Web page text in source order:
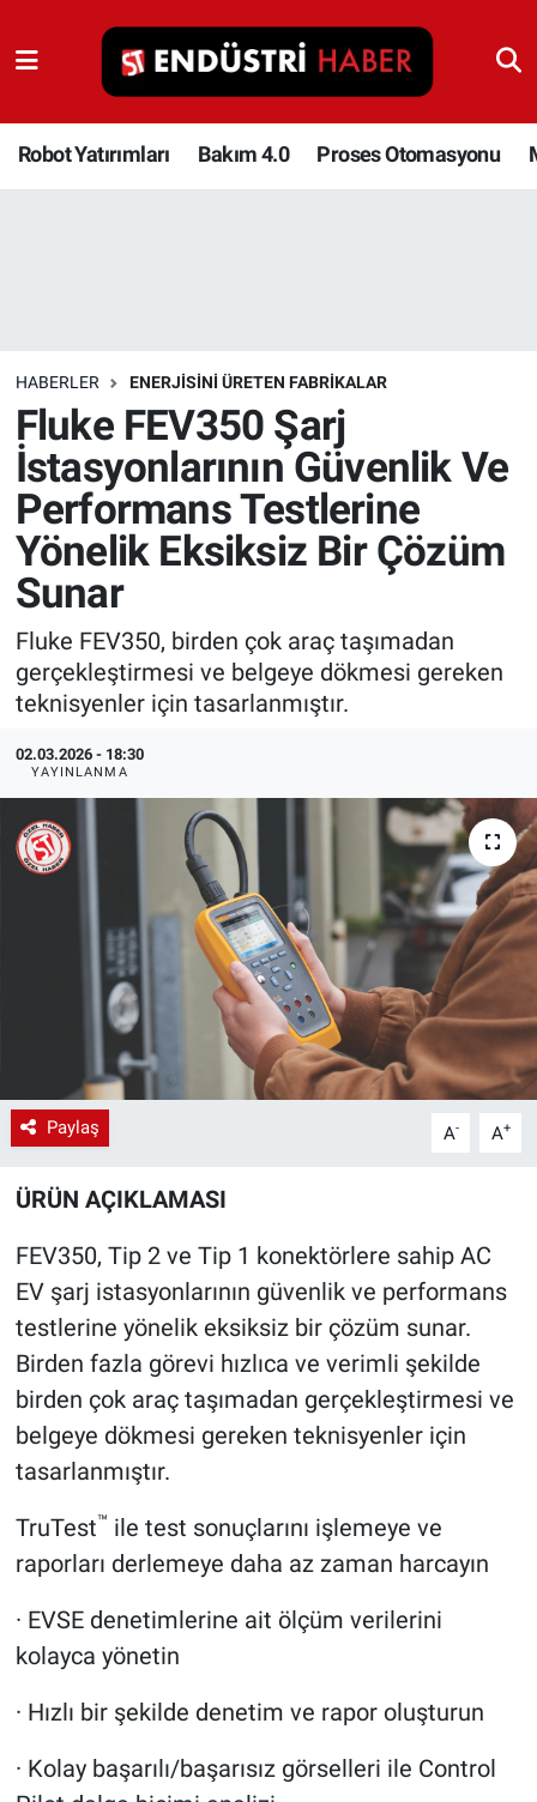
Robot Yatırımları Bakım 4.0 Proses Otomasyonu
HABERLER ENERJISINI ÜRETEN FABRIKALAR
Fluke FEV350 Şarj
İstasyonlarının Güvenlik Ve
Performans Testlerine
Yönelik Eksiksiz Bir Çözüm
Sunar
Fluke FEV350, birden çok araç taşımadan
gerçekleştirmesi ve belgeye dökmesi gereken
teknisyenler için tasarlanmıştır.
02.03.2026 - 18:30
YAYINLANMA
Paylaş A- A+
ÜRÜN AÇIKLAMASI
FEV350, Tip 2 ve Tip 1 konektörlere sahip AC
EV şarj istasyonlarının güvenlik ve performans
testlerine yönelik eksiksiz bir çözüm sunar.
Birden fazla görevi hızlıca ve verimli şekilde
birden çok araç taşımadan gerçekleştirmesi ve
belgeye dökmesi gereken teknisyenler için
tasarlanmıştır.
TruTest™ ile test sonuçlarını işlemeye ve
raporları derlemeye daha az zaman harcayın
· EVSE denetimlerine ait ölçüm verilerini
kolayca yönetin
· Hızlı bir şekilde denetim ve rapor oluşturun
· Kolay başarılı/başarısız görselleri ile Control
Robot Yatırımları
Bakım 4.0
Depolama Çözümleri
İnşaat ve Malzeme
HaberOrtak
EndüstriST
Enerjisini Üreten Fabrikalar
Endüstri 4.0 Uygulamaları
Ağır Sanayi Çözümleri